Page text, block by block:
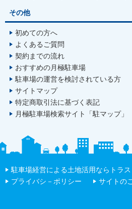
その他
初めての方へ
よくあるご質問
契約までの流れ
おすすめの月極駐車場
駐車場の運営を検討されている方
サイトマップ
特定商取引法に基づく表記
月極駐車場検索サイト「駐マップ」
駐車場経営による土地活用ならトラ
プライバシ－ポリシー
サイトの